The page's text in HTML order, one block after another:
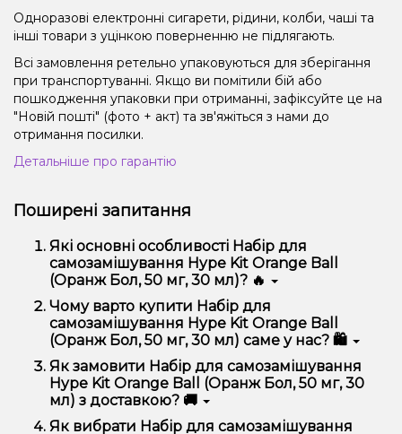
Одноразові електронні сигарети, рідини, колби, чаші та
інші товари з уцінкою поверненню не підлягають.
Всі замовлення ретельно упаковуються для зберігання
при транспортуванні. Якщо ви помітили бій або
пошкодження упаковки при отриманні, зафіксуйте це на
"Новій пошті" (фото + акт) та зв'яжіться з нами до
отримання посилки.
Детальніше про гарантію
Поширені запитання
Які основні особливості Набір для
самозамішування Hype Kit Orange Ball
(Оранж Бол, 50 мг, 30 мл)? 🔥
Набір для самозамішування Hype Kit Orange Ball
(Оранж Бол, 50 мг, 30 мл) відрізняється високою
якістю, зручністю використання та надійністю.
Чому варто купити Набір для
самозамішування Hype Kit Orange Ball
(Оранж Бол, 50 мг, 30 мл) саме у нас? 🛍️
Ми пропонуємо тільки оригінальну продукцію,
широкий асортимент, вигідні ціни та швидку
доставку. Крім того, у нас регулярні акції та знижки
для клієнтів!
Як замовити Набір для самозамішування
Hype Kit Orange Ball (Оранж Бол, 50 мг, 30
мл) з доставкою? 🚚
Оформити замовлення можна в кілька кліків:
Як вибрати Набір для самозамішування